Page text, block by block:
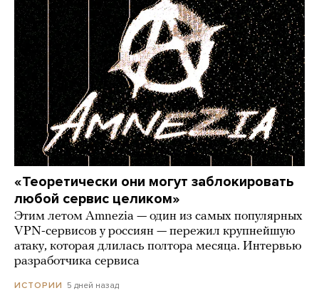
«Теоретически они могут заблокировать
любой сервис целиком»
Этим летом Amnezia — один из самых популярных
VPN-сервисов у россиян — пережил крупнейшую
атаку, которая длилась полтора месяца. Интервью
разработчика сервиса
ИСТОРИИ 5 дней назад